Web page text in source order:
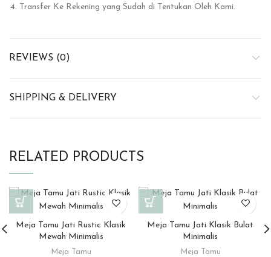
Transfer Ke Rekening yang Sudah di Tentukan Oleh Kami.
REVIEWS (0)
SHIPPING & DELIVERY
RELATED PRODUCTS
Meja Tamu Jati Rustic Klasik
Mewah Minimalis
Meja Tamu
Meja Tamu Jati Klasik Bulat
Minimalis
Meja Tamu